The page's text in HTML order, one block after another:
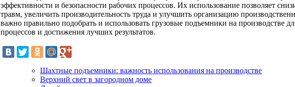
эффективности и безопасности рабочих процессов. Их использование позволяет
травм, увеличить производительность труда и улучшить организацию
важно правильно подобрать и использовать грузовые подъемники на производстве
процессов и достижения лучших результатов.
Шахтные подъемники: важность использования на производстве
Верхний свет в загородном доме